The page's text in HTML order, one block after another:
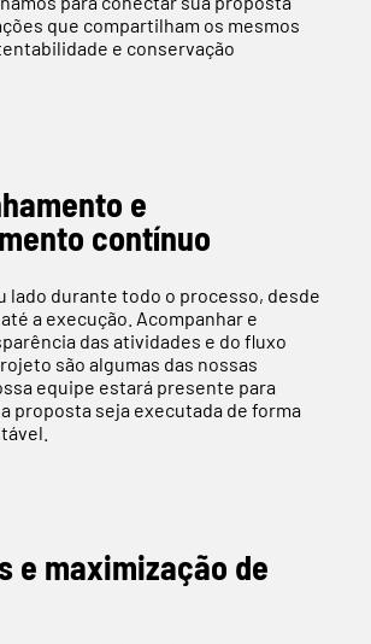
que compartilham os mesmos
e conservação
e
contínuo
lado durante todo o processo, desde
a execução. Acompanhar e
das atividades e do fluxo
são algumas das nossas
equipe estará presente para
proposta seja executada de forma
e maximização de